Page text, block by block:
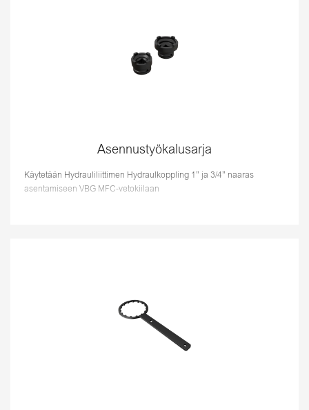
Asennustyökalusarja
Käytetään Hydrauliliittimen Hydraulkoppling 1” ja 3/4” naaras
asentamiseen VBG MFC-vetokiilaan